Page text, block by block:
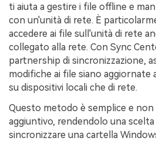
ti aiuta a gestire i file offline e
con un'unità di rete. È
accedere ai file sull'unità di rete
collegato alla rete. Con Sync
partnership di sincronizzazione,
modifiche ai file siano aggiornate
su dispositivi locali che di rete.
Questo metodo è semplice e
aggiuntivo, rendendolo una
sincronizzare una cartella